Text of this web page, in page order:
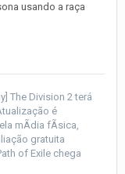
usando a raça
The Division 2 terá
é
mÃ­dia fÃ­sica,
gratuita
of Exile chega